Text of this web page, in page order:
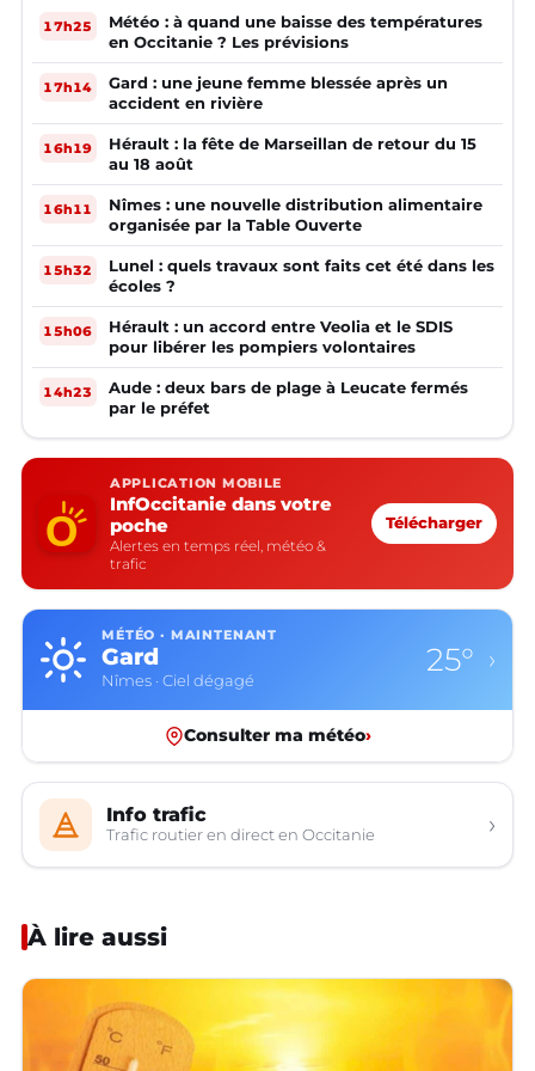
17h25
Météo : à quand une baisse des températures
en Occitanie ? Les prévisions
17h14
Gard : une jeune femme blessée après un
accident en rivière
16h19
Hérault : la fête de Marseillan de retour du 15
au 18 août
16h11
Nîmes : une nouvelle distribution alimentaire
organisée par la Table Ouverte
15h32
Lunel : quels travaux sont faits cet été dans les
écoles ?
15h06
Hérault : un accord entre Veolia et le SDIS
pour libérer les pompiers volontaires
14h23
Aude : deux bars de plage à Leucate fermés
par le préfet
APPLICATION MOBILE
InfOccitanie dans votre
poche
Alertes en temps réel, météo &
trafic
Télécharger
MÉTÉO · MAINTENANT
Gard
Nîmes · Ciel dégagé
25° ›
Consulter ma météo›
Info trafic
Trafic routier en direct en Occitanie ›
À lire aussi